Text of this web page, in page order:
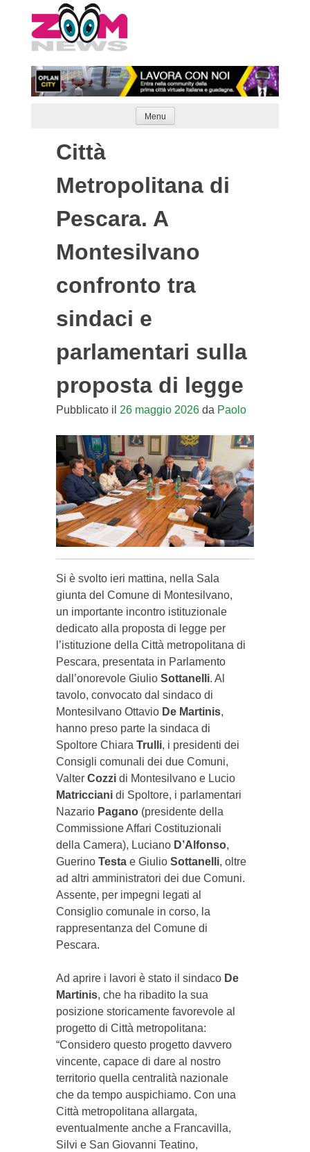
to
content
Menu
Città
Metropolitana di
Pescara. A
Montesilvano
confronto tra
sindaci e
parlamentari sulla
proposta di legge
Pubblicato il 26 maggio 2026da Paolo
Si è svolto ieri mattina, nella Sala
giunta del Comune di Montesilvano,
un importante incontro istituzionale
dedicato alla proposta di legge per
l’istituzione della Città metropolitana di
Pescara, presentata in Parlamento
dall’onorevole Giulio Sottanelli. Al
tavolo, convocato dal sindaco di
Montesilvano Ottavio De Martinis,
hanno preso parte la sindaca di
Spoltore Chiara Trulli, i presidenti dei
Consigli comunali dei due Comuni,
Valter Cozzi di Montesilvano e Lucio
Matriccianidi Spoltore, i parlamentari
Nazario Pagano(presidente della
Commissione Affari Costituzionali
della Camera), Luciano D’Alfonso,
Guerino Testae Giulio Sottanelli, oltre
ad altri amministratori dei due Comuni.
Assente, per impegni legati al
Consiglio comunale in corso, la
rappresentanza del Comune di
Pescara.
Ad aprire i lavori è stato il sindaco De
Martinis, che ha ribadito la sua
posizione storicamente favorevole al
progetto di Città metropolitana:
“Considero questo progetto davvero
vincente, capace di dare al nostro
territorio quella centralità nazionale
che da tempo auspichiamo. Con una
Città metropolitana allargata,
eventualmente anche a Francavilla,
Silvi e San Giovanni Teatino,